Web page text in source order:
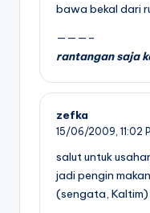
bawa bekal dari
———–
rantangan saja
zefka
15/06/2009, 11:02
salut untuk
jadi pengin
(sengata,